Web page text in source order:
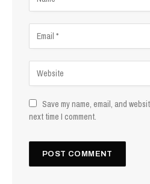
Save my name, email, and
next time I comment.